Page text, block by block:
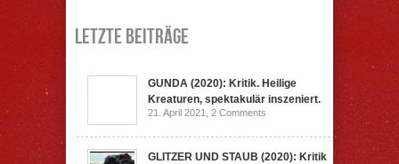
Letzte Beiträge
GUNDA (2020): Kritik. Heilige
Kreaturen, spektakulär inszeniert.
21. April 2021, 2 Comments
GLITZER UND STAUB (2020): Kritik